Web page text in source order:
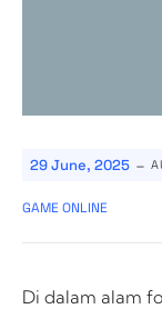
29 June, 2025 -
GAME ONLINE
Di dalam alam